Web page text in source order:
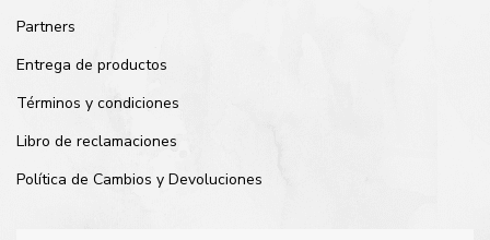
Partners
Entrega de productos
Términos y condiciones
Libro de reclamaciones
Política de Cambios y Devoluciones